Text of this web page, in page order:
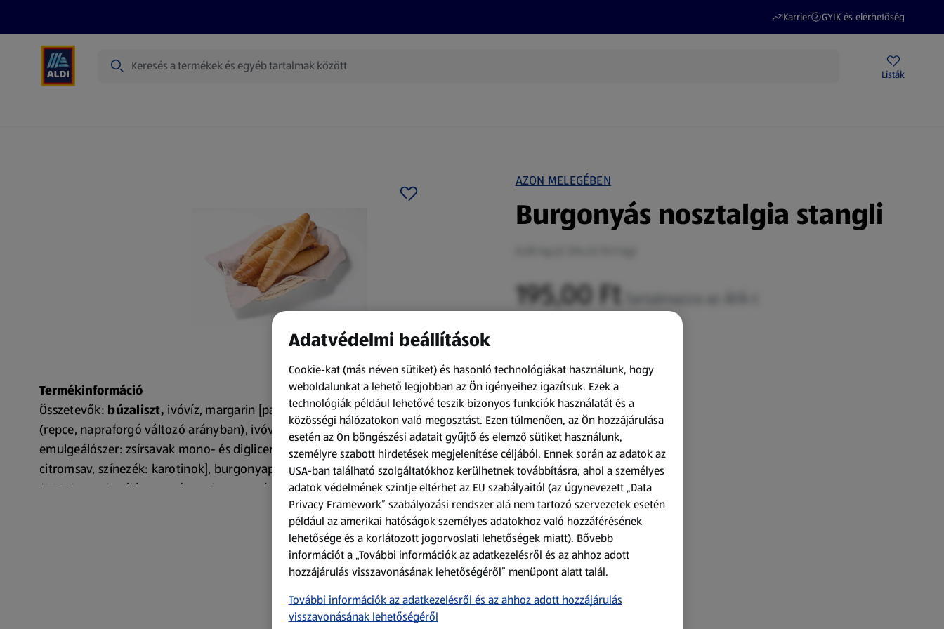
Karrier
(új oldalon nyílik meg)
GYIK és elérhetőség
(új oldalon nyílik meg)
Listák
AZON MELEGÉBEN
Burgonyás nosztalgia stangli
195,00 Ft Tartalmazza az ÁFÁ-t
Termékinformáció
Összetevők: búzaliszt, ivóvíz, margarin [pálmazsír, növényi olajok
(repce, napraforgó változó arányban), ivóvíz, étkezési só,
emulgeálószer: zsírsavak mono- és digliceridjei, étkezési sav:
citromsav, színezék: karotinok], burgonyapehely (5,6%) [burgonya
(99%), emulgeálószer: zsírsavak mono- és digliceridjei],
burgonyapelyhes keverék (5,6%) [burgonyapehely (60%),búzaliszt,
kurkuma, emulgeálószer:
zsírsavak mono- és digliceridjeinek mono- és diacetil-borkősav-
észterei, lisztkezelő szer: aszkorbinsav], élesztő, sütőszer [búzaglutén,
digliceridjeinek mono- és diacetil-borkősav-észterei, lecitinek;
Adatvédelmi beállítások
Cookie-kat (más néven sütiket) és hasonló technológiákat használunk, hogy
weboldalunkat a lehető legjobban az Ön igényeihez igazítsuk. Ezek a
technológiák például lehetővé teszik bizonyos funkciók használatát és a
közösségi hálózatokon való megosztást. Ezen túlmenően, az Ön hozzájárulása
esetén az Ön böngészési adatait gyűjtő és elemző sütiket használunk,
személyre szabott hirdetések megjelenítése céljából. Ennek során az adatok az
USA-ban található szolgáltatókhoz kerülhetnek továbbításra, ahol a személyes
adatok védelmének szintje eltérhet az EU szabályaitól (az úgynevezett „Data
Privacy Framework” szabályozási rendszer alá nem tartozó szervezetek esetén
például az amerikai hatóságok személyes adatokhoz való hozzáférésének
lehetősége és a korlátozott jogorvoslati lehetőségek miatt). Bővebb
információt a „További információk az adatkezelésről és az ahhoz adott
hozzájárulás visszavonásának lehetőségéről” menüpont alatt talál.
További információk az adatkezelésről és az ahhoz adott hozzájárulás
visszavonásának lehetőségéről